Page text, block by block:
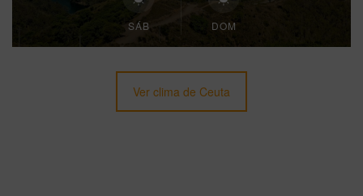
SÁB DOM
Ver clima de Ceuta